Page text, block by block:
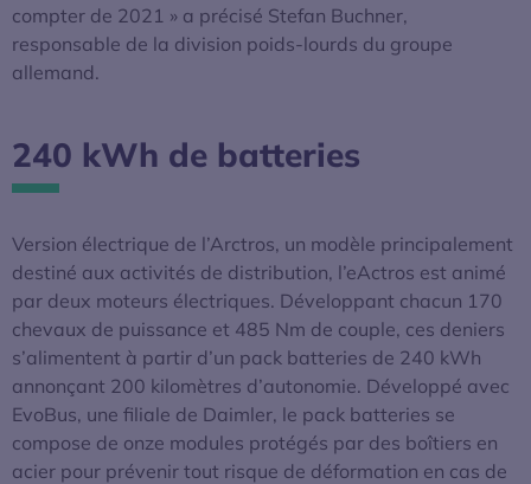
compter de 2021 » a précisé Stefan Buchner,
responsable de la division poids-lourds du groupe
allemand.
240 kWh de batteries
Version électrique de l’Arctros, un modèle principalement
destiné aux activités de distribution, l’eActros est animé
par deux moteurs électriques. Développant chacun 170
chevaux de puissance et 485 Nm de couple, ces deniers
s’alimentent à partir d’un pack batteries de 240 kWh
annonçant 200 kilomètres d’autonomie. Développé avec
EvoBus, une filiale de Daimler, le pack batteries se
compose de onze modules protégés par des boîtiers en
acier pour prévenir tout risque de déformation en cas de